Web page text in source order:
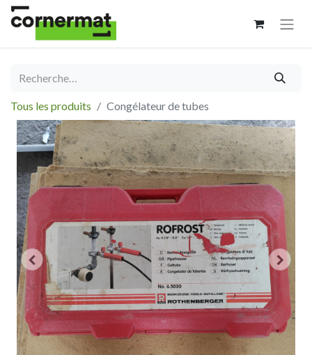
Tous les produits Congélateur de tubes